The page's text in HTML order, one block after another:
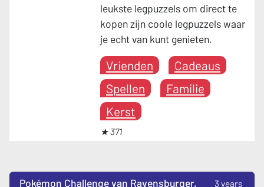
leukste legpuzzels om direct te
kopen zijn coole legpuzzels waar
je echt van kunt genieten.
Vrienden
Cadeaus
Spellen
Familie
Kerst
★ 371
Pokémon Challenge van Ravensburger,
3 years